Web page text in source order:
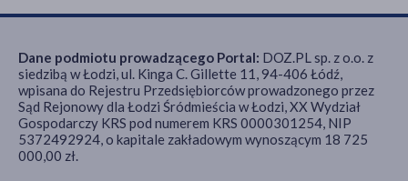
Dane podmiotu prowadzącego Portal: DOZ.PL sp. z o.o. z
siedzibą w Łodzi, ul. Kinga C. Gillette 11, 94-406 Łódź,
wpisana do Rejestru Przedsiębiorców prowadzonego przez
Sąd Rejonowy dla Łodzi Śródmieścia w Łodzi, XX Wydział
Gospodarczy KRS pod numerem KRS 0000301254, NIP
5372492924, o kapitale zakładowym wynoszącym 18 725
000,00 zł.